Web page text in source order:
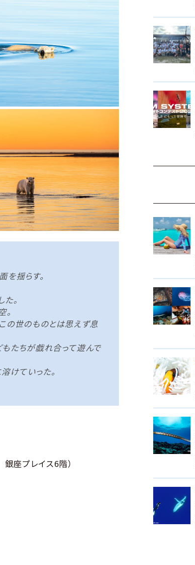
揺らす。
。
の世のものとは思えず息
たちが戯れ合って遊んで
けていった。
座プレイス6階）